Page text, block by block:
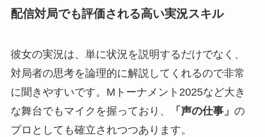
配信対局でも評価される高い実況スキル
彼女の実況は、単に状況を説明するだけでなく、
対局者の思考を論理的に解説してくれるので非常
に聞きやすいです。Mトーナメント2025など大き
な舞台でもマイクを握っており、
「声の仕事」 の
プロとしても確立されつつあります。